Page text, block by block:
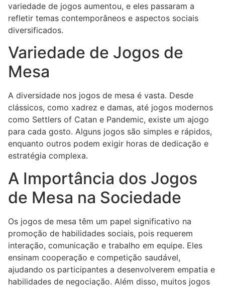
variedade de jogos aumentou, e eles passaram a
refletir temas contemporâneos e aspectos sociais
diversificados.
Variedade de Jogos de
Mesa
A diversidade nos jogos de mesa é vasta. Desde
clássicos, como xadrez e damas, até jogos modernos
como Settlers of Catan e Pandemic, existe um ajogo
para cada gosto. Alguns jogos são simples e rápidos,
enquanto outros podem exigir horas de dedicação e
estratégia complexa.
A Importância dos Jogos
de Mesa na Sociedade
Os jogos de mesa têm um papel significativo na
promoção de habilidades sociais, pois requerem
interação, comunicação e trabalho em equipe. Eles
ensinam cooperação e competição saudável,
ajudando os participantes a desenvolverem empatia e
habilidades de negociação. Além disso, muitos jogos